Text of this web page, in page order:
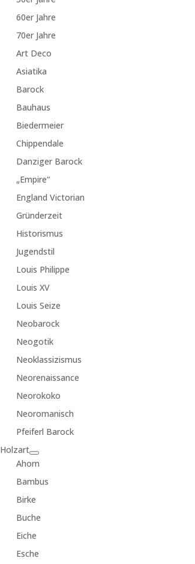
60er Jahre
70er Jahre
Art Deco
Asiatika
Barock
Bauhaus
Biedermeier
Chippendale
Danziger Barock
„Empire“
England Victorian
Gründerzeit
Historismus
Jugendstil
Louis Philippe
Louis XV
Louis Seize
Neobarock
Neogotik
Neoklassizismus
Neorenaissance
Neorokoko
Neoromanisch
Pfeiferl Barock
Holzart
Ahorn
Bambus
Birke
Buche
Eiche
Esche